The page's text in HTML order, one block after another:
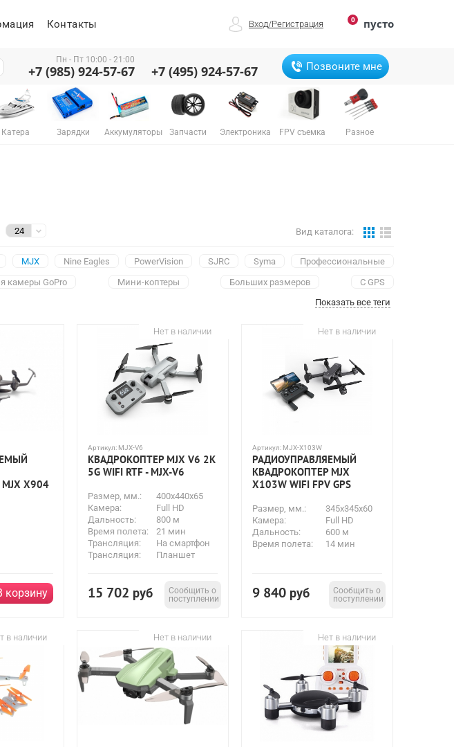
0 пусто
Вход/Регистрация
Контакты
Пн - Пт 10:00 - 21:00
+7 (985) 924-57-67 +7 (495) 924-57-67 Позвоните мне
Катера Зарядки Аккумуляторы Запчасти Электроника FPV съемка Разное
Вид каталога:
MJX Nine Eagles PowerVision SJRC Syma
Профессиональные
камеры GoPro Мини-коптеры Больших размеров
С GPS
С функцией возврата
Показать все теги
X904
корзину
Нет в наличии
Артикул: MJX-V6
КВАДРОКОПТЕР MJX V6 2K
5G WIFI RTF - MJX-V6
Размер, мм.:
400x440x65
Камера:
Full HD
Дальность:
800 м
Время полета:
21 мин
Трансляция:
На смартфон
Трансляция:
Планшет
15 702 руб
Сообщить о
поступлении
Нет в наличии
Артикул: MJX-X103W
РАДИОУПРАВЛЯЕМЫЙ
КВАДРОКОПТЕР MJX
X103W WIFI FPV GPS
Размер, мм.:
345x345x60
Камера:
Full HD
Дальность:
600 м
Время полета:
14 мин
9 840 руб
Сообщить о
поступлении
в наличии Нет в наличии Нет в наличии